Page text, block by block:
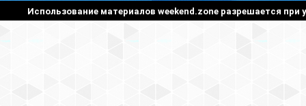
Использование материалов weekend.zone разрешается